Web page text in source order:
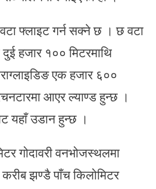
फ्लाइट गर्न सक्ने छ । छ वटा
हजार १०० मिटरमाथि
एक हजार ६००
आएर ल्याण्ड हुन्छ ।
यहाँ उडान हुन्छ ।
गोदावरी वनभोजस्थलमा
झण्डै पाँच किलोमिटर